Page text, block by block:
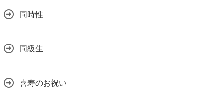
同時性
同級生
喜寿のお祝い